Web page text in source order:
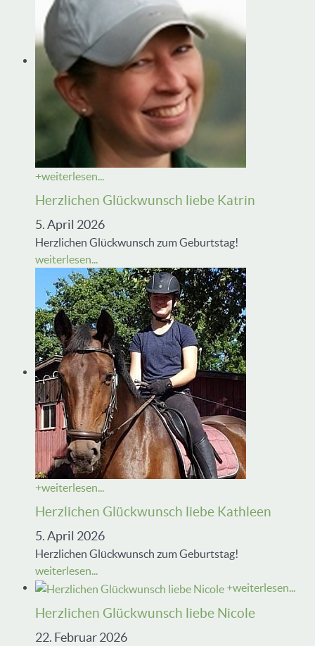
+weiterlesen...
Herzlichen Glückwunsch liebe Katrin
5. April 2026
Herzlichen Glückwunsch zum Geburtstag!
weiterlesen...
+weiterlesen...
Herzlichen Glückwunsch liebe Kathleen
5. April 2026
Herzlichen Glückwunsch zum Geburtstag!
weiterlesen...
+weiterlesen...
Herzlichen Glückwunsch liebe Nicole
22. Februar 2026